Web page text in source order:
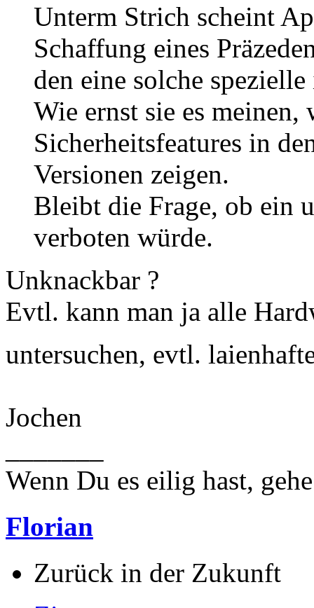
Unterm Strich scheint
Schaffung eines
den eine solche
Wie ernst sie es
Sicherheitsfeatures in
Versionen zeigen.
Bleibt die Frage, ob ein
verboten würde.
Unknackbar ?
Evtl. kann man ja alle
untersuchen, evtl.
Jochen
Wenn Du es eilig hast,
Florian
Zurück in der Zukunft